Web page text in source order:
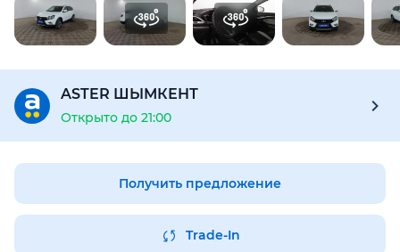
ASTER ШЫМКЕНТ
Открыто до 21:00
Получить предложение
Trade-In